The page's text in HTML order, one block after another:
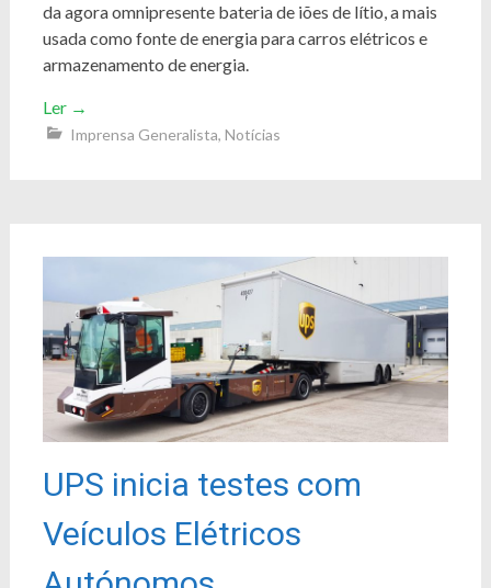
da agora omnipresente bateria de iões de lítio, a mais
usada como fonte de energia para carros elétricos e
armazenamento de energia.
Ler →
Imprensa Generalista, Notícias
UPS inicia testes com
Veículos Elétricos